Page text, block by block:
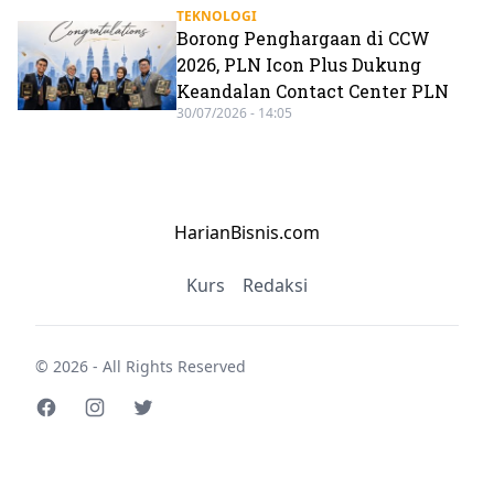
TEKNOLOGI
Borong Penghargaan di CCW
2026, PLN Icon Plus Dukung
Keandalan Contact Center PLN
30/07/2026 - 14:05
HarianBisnis.com
Kurs Redaksi
© 2026 - All Rights Reserved